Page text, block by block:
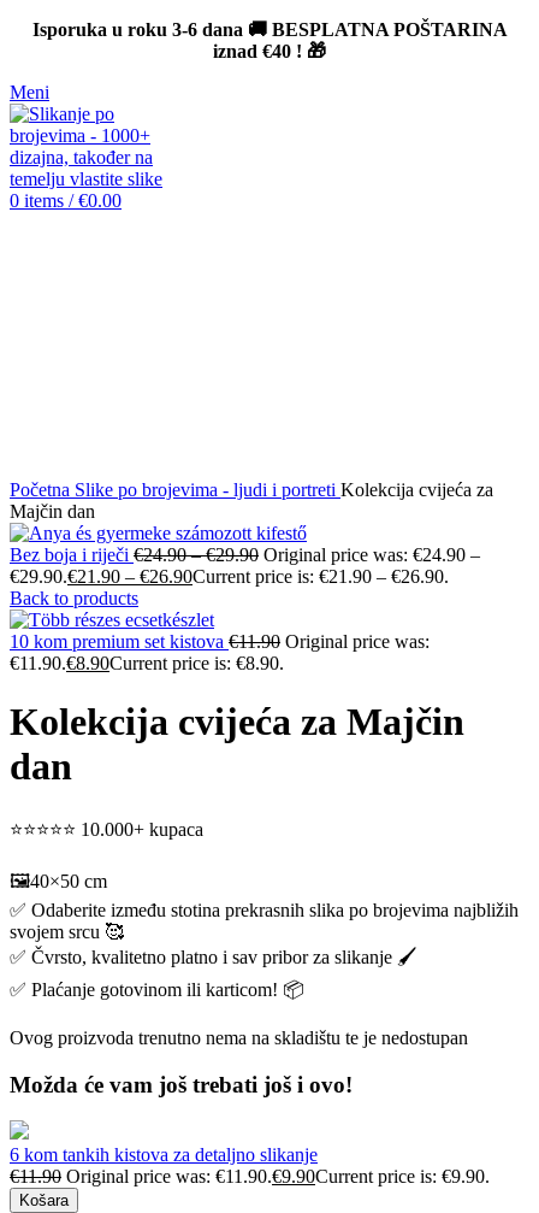
Isporuka u roku 3-6 dana 🚚 BESPLATNA POŠTARINA
iznad €40 ! 🎁
Meni
0 items / €0.00
Početna Slike po brojevima - ljudi i portreti Kolekcija cvijeća za
Majčin dan
Bez boja i riječi €24.90–€29.90 Original price was: €24.90 –
€29.90.€21.90 – €26.90Current price is: €21.90 – €26.90.
Back to products
10 kom premium set kistova €11.90 Original price was:
€11.90.€8.90Current price is: €8.90.
Kolekcija cvijeća za Majčin
dan
⭐⭐⭐⭐⭐ 10.000+ kupaca
🖼️40×50 cm
✅ Odaberite između stotina prekrasnih slika po brojevima najbližih
svojem srcu 🥰
✅ Čvrsto, kvalitetno platno i sav pribor za slikanje 🖌️
✅ Plaćanje gotovinom ili karticom! 📦
Ovog proizvoda trenutno nema na skladištu te je nedostupan
Možda će vam još trebati još i ovo!
6 kom tankih kistova za detaljno slikanje
€11.90 Original price was: €11.90.€9.90Current price is: €9.90.
Košara